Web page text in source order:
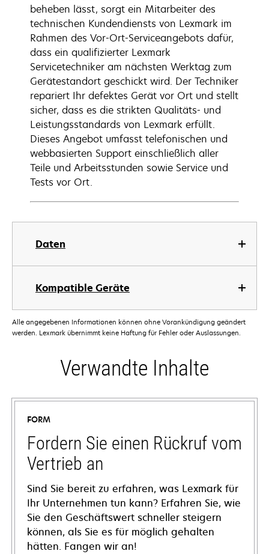
Daten
Kompatible Geräte
beheben lässt, sorgt ein Mitarbeiter des
technischen Kundendiensts von Lexmark im
Rahmen des Vor-Ort-Serviceangebots dafür,
dass ein qualifizierter Lexmark
Servicetechniker am nächsten Werktag zum
Gerätestandort geschickt wird. Der Techniker
repariert Ihr defektes Gerät vor Ort und stellt
sicher, dass es die strikten Qualitäts- und
Leistungsstandards von Lexmark erfüllt.
Dieses Angebot umfasst telefonischen und
webbasierten Support einschließlich aller
Teile und Arbeitsstunden sowie Service und
Tests vor Ort.
Alle angegebenen Informationen können ohne Vorankündigung geändert
werden. Lexmark übernimmt keine Haftung für Fehler oder Auslassungen.
Verwandte Inhalte
FORM
Fordern Sie einen Rückruf vom
Vertrieb an
Sind Sie bereit zu erfahren, was Lexmark für
Ihr Unternehmen tun kann? Erfahren Sie, wie
Sie den Geschäftswert schneller steigern
können, als Sie es für möglich gehalten
hätten. Fangen wir an!